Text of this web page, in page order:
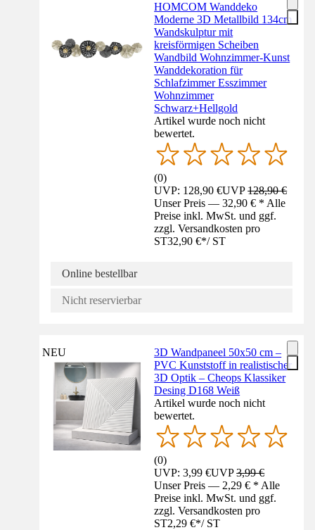
HOMCOM Wanddeko
Moderne 3D Metallbild 134cm
Wandskulptur mit
kreisförmigen Scheiben
Wandbild Wohnzimmer-Kunst
Wanddekoration für
Schlafzimmer Esszimmer
Wohnzimmer
Schwarz+Hellgold
Artikel wurde noch nicht
bewertet.
(0)
UVP: 128,90 €UVP128,90 €
Unser Preis — 32,90 € * Alle
Preise inkl. MwSt. und ggf.
zzgl. Versandkosten pro
ST32,90 €*/ ST
Online bestellbar
Nicht reservierbar
NEU
3D Wandpaneel 50x50 cm –
PVC Kunststoff in realistischer
3D Optik – Cheops Klassiker
Desing D168 Weiß
Artikel wurde noch nicht
bewertet.
(0)
UVP: 3,99 €UVP3,99 €
Unser Preis — 2,29 € * Alle
Preise inkl. MwSt. und ggf.
zzgl. Versandkosten pro
ST2,29 €*/ ST